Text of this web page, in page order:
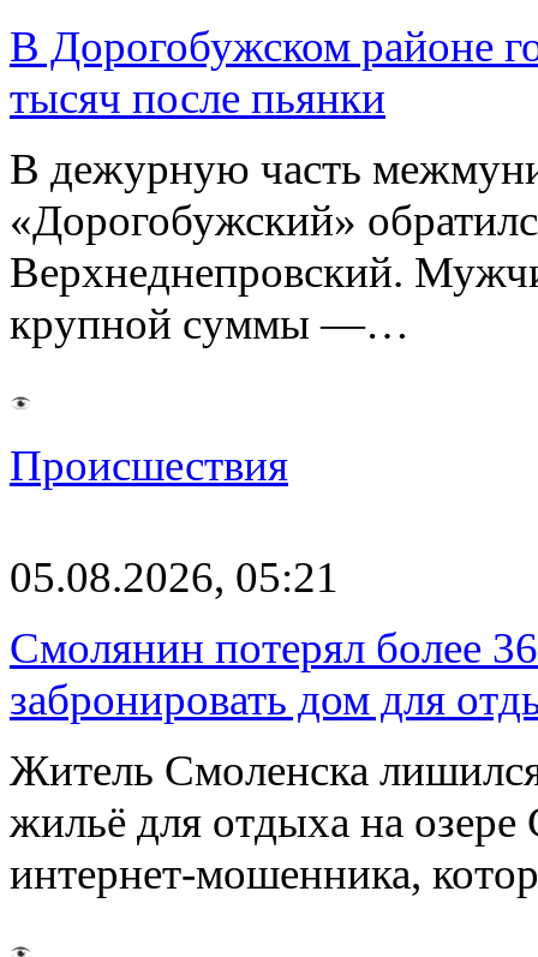
В Дорогобужском районе
тысяч после пьянки
В дежурную часть
«Дорогобужский»
Верхнеднепровский.
крупной суммы —…
Происшествия
05.08.2026, 05:21
Смолянин потерял более
забронировать дом для
Житель Смоленска
жильё для отдыха на
интернет-мошенника,